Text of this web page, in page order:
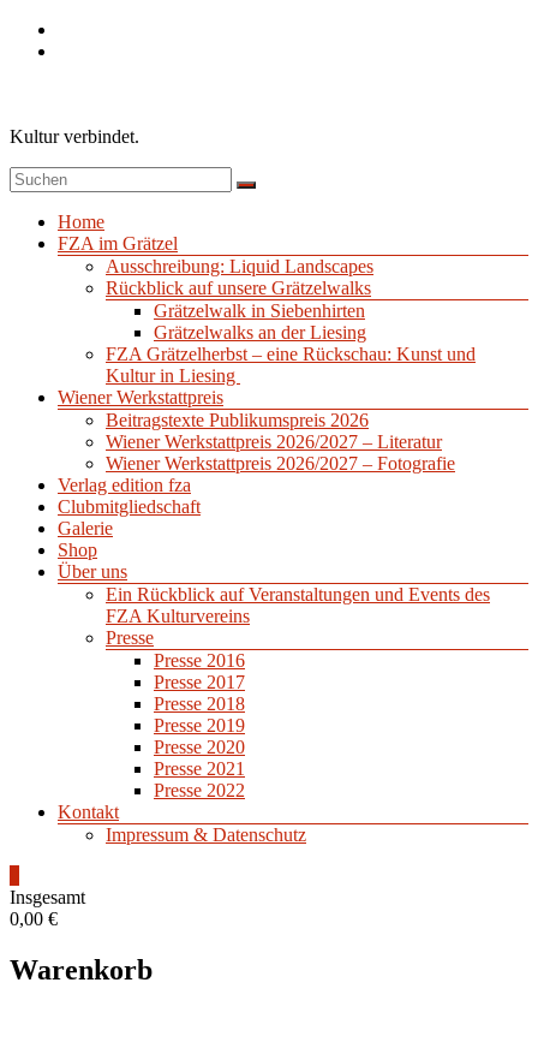
Zum
Inhalt
Kultur verbindet.
Menü
Home
FZA im Grätzel
Ausschreibung: Liquid Landscapes
Rückblick auf unsere Grätzelwalks
Grätzelwalk in Siebenhirten
Grätzelwalks an der Liesing
FZA Grätzelherbst – eine Rückschau: Kunst und
Kultur in Liesing
Wiener Werkstattpreis
Beitragstexte Publikumspreis 2026
Wiener Werkstattpreis 2026/2027 – Literatur
Wiener Werkstattpreis 2026/2027 – Fotografie
Verlag edition fza
Clubmitgliedschaft
Galerie
Shop
Über uns
Ein Rückblick auf Veranstaltungen und Events des
FZA Kulturvereins
Presse
Presse 2016
Presse 2017
Presse 2018
Presse 2019
Presse 2020
Presse 2021
Presse 2022
Kontakt
Impressum & Datenschutz
Insgesamt
0,00 €
Warenkorb